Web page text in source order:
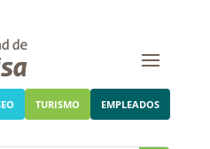
TURISMO EMPLEADOS